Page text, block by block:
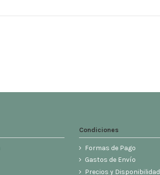
Condiciones
Formas de Pago
Gastos de Envío
Precios y Disponibilidad